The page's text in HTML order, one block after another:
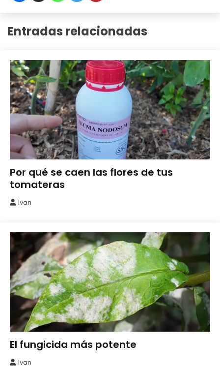
Entradas relacionadas
Abonos y
Remedios
Por qué se caen las flores de tus
tomateras
2026
Ivan
Abonos y
Remedios
El fungicida más potente
Ivan